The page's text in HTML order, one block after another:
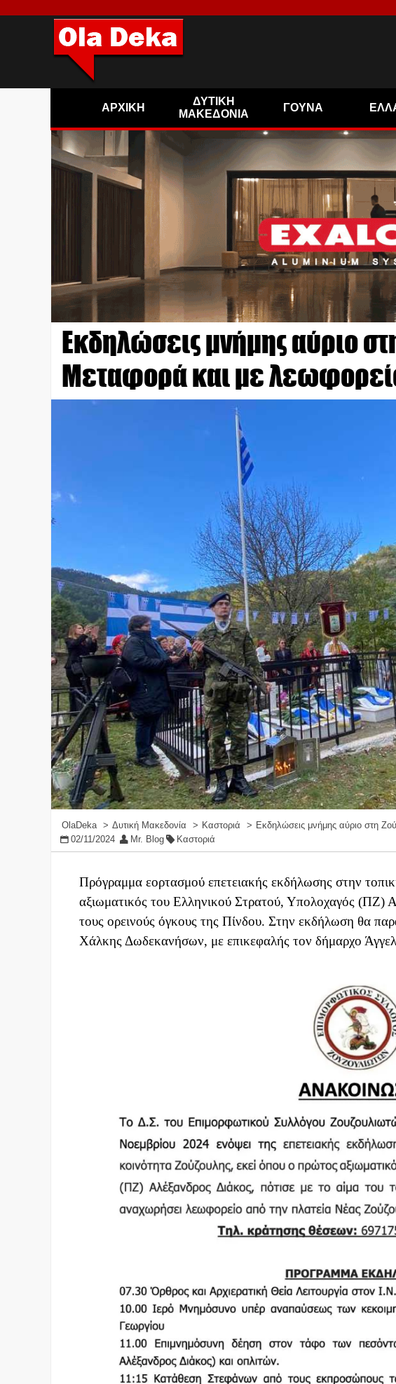
ΑΡΧΙΚΗ
ΔΥΤΙΚΗ
ΜΑΚΕΔΟΝΙΑ
ΓΟΥΝΑ
Εκδηλώσεις μνήμης αύριο
Μεταφορά και με
OlaDeka Δυτική Μακεδονία Καστοριά
Εκδηλώσεις μνήμης αύριο στη
02/11/2024
Mr. Blog Καστοριά
Πρόγραμμα εορτασμού επετειακής εκδήλωσης στην
αξιωματικός του Ελληνικού Στρατού, Υπολοχαγός (ΠΖ)
τους ορεινούς όγκους της Πίνδου. Στην εκδήλωση θα
Χάλκης Δωδεκανήσων, με επικεφαλής τον δήμαρχο